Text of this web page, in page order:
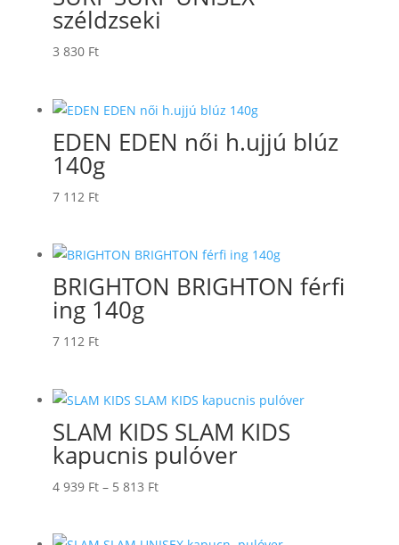
széldzseki
3 830 Ft
EDEN EDEN női h.ujjú blúz
140g
7 112 Ft
BRIGHTON BRIGHTON férfi
ing 140g
7 112 Ft
SLAM KIDS SLAM KIDS
kapucnis pulóver
4 939 Ft – 5 813 FtÁrtartomány: